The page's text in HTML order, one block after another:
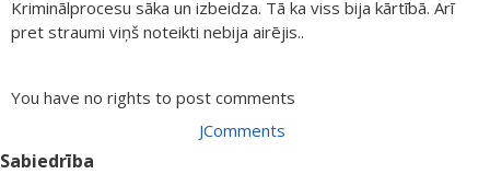
Kriminālprocesu sāka un izbeidza. Tā ka viss bija kārtībā. Arī
pret straumi viņš noteikti nebija airējis..
You have no rights to post comments
JComments
Sabiedrība